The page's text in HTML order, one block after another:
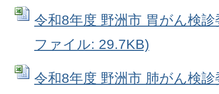
令和8年度 野洲市 胃がん検
ファイル: 29.7KB)
令和8年度 野洲市 肺がん検